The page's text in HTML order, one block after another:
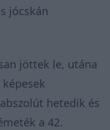
jócskán
jöttek le, utána
hetedik és
a 42.